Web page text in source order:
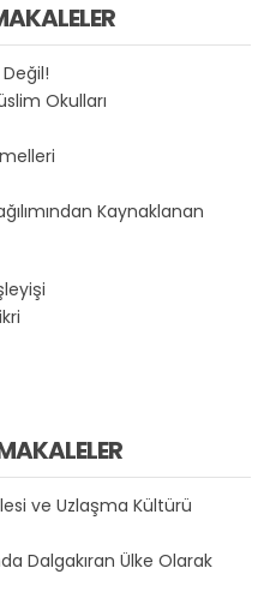
Okulları
Kaynaklanan
ve Uzlaşma Kültürü
Dalgakıran Ülke Olarak